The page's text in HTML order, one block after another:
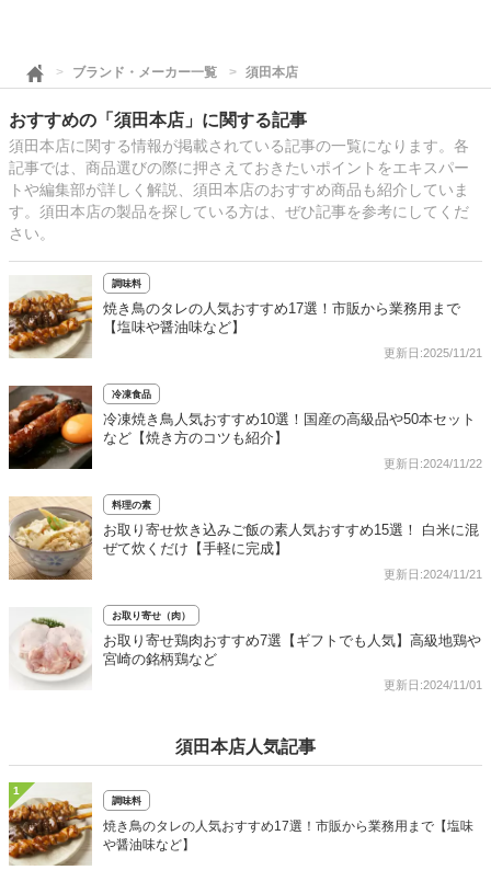
ブランド・メーカー一覧 須田本店
おすすめの「須田本店」に関する記事
須田本店に関する情報が掲載されている記事の一覧になります。各
記事では、商品選びの際に押さえておきたいポイントをエキスパー
トや編集部が詳しく解説、須田本店のおすすめ商品も紹介していま
す。須田本店の製品を探している方は、ぜひ記事を参考にしてくだ
さい。
調味料
焼き鳥のタレの人気おすすめ17選！市販から業務用まで
【塩味や醤油味など】
更新日:2025/11/21
冷凍食品
冷凍焼き鳥人気おすすめ10選！国産の高級品や50本セット
など【焼き方のコツも紹介】
更新日:2024/11/22
料理の素
お取り寄せ炊き込みご飯の素人気おすすめ15選！ 白米に混
ぜて炊くだけ【手軽に完成】
更新日:2024/11/21
お取り寄せ（肉）
お取り寄せ鶏肉おすすめ7選【ギフトでも人気】高級地鶏や
宮崎の銘柄鶏など
更新日:2024/11/01
須田本店人気記事
1
調味料
焼き鳥のタレの人気おすすめ17選！市販から業務用まで【塩味
や醤油味など】